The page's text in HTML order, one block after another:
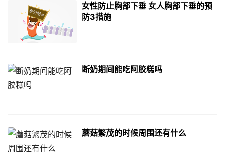
女性防止胸部下垂 女人胸部下垂的预
防3措施
断奶期间能吃阿胶糕吗
蘑菇繁茂的时候周围还有什么